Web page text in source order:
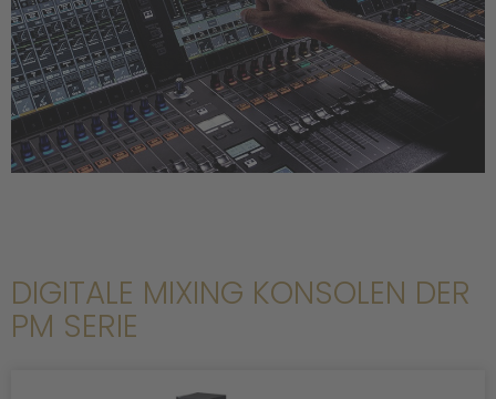
DIGITALE MIXING KONSOLEN DER
PM SERIE